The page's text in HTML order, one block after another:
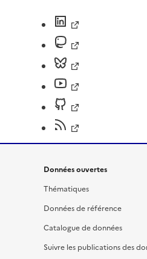
Données ouvertes
Thématiques
Données de référence
Catalogue de données
Suivre les publications des